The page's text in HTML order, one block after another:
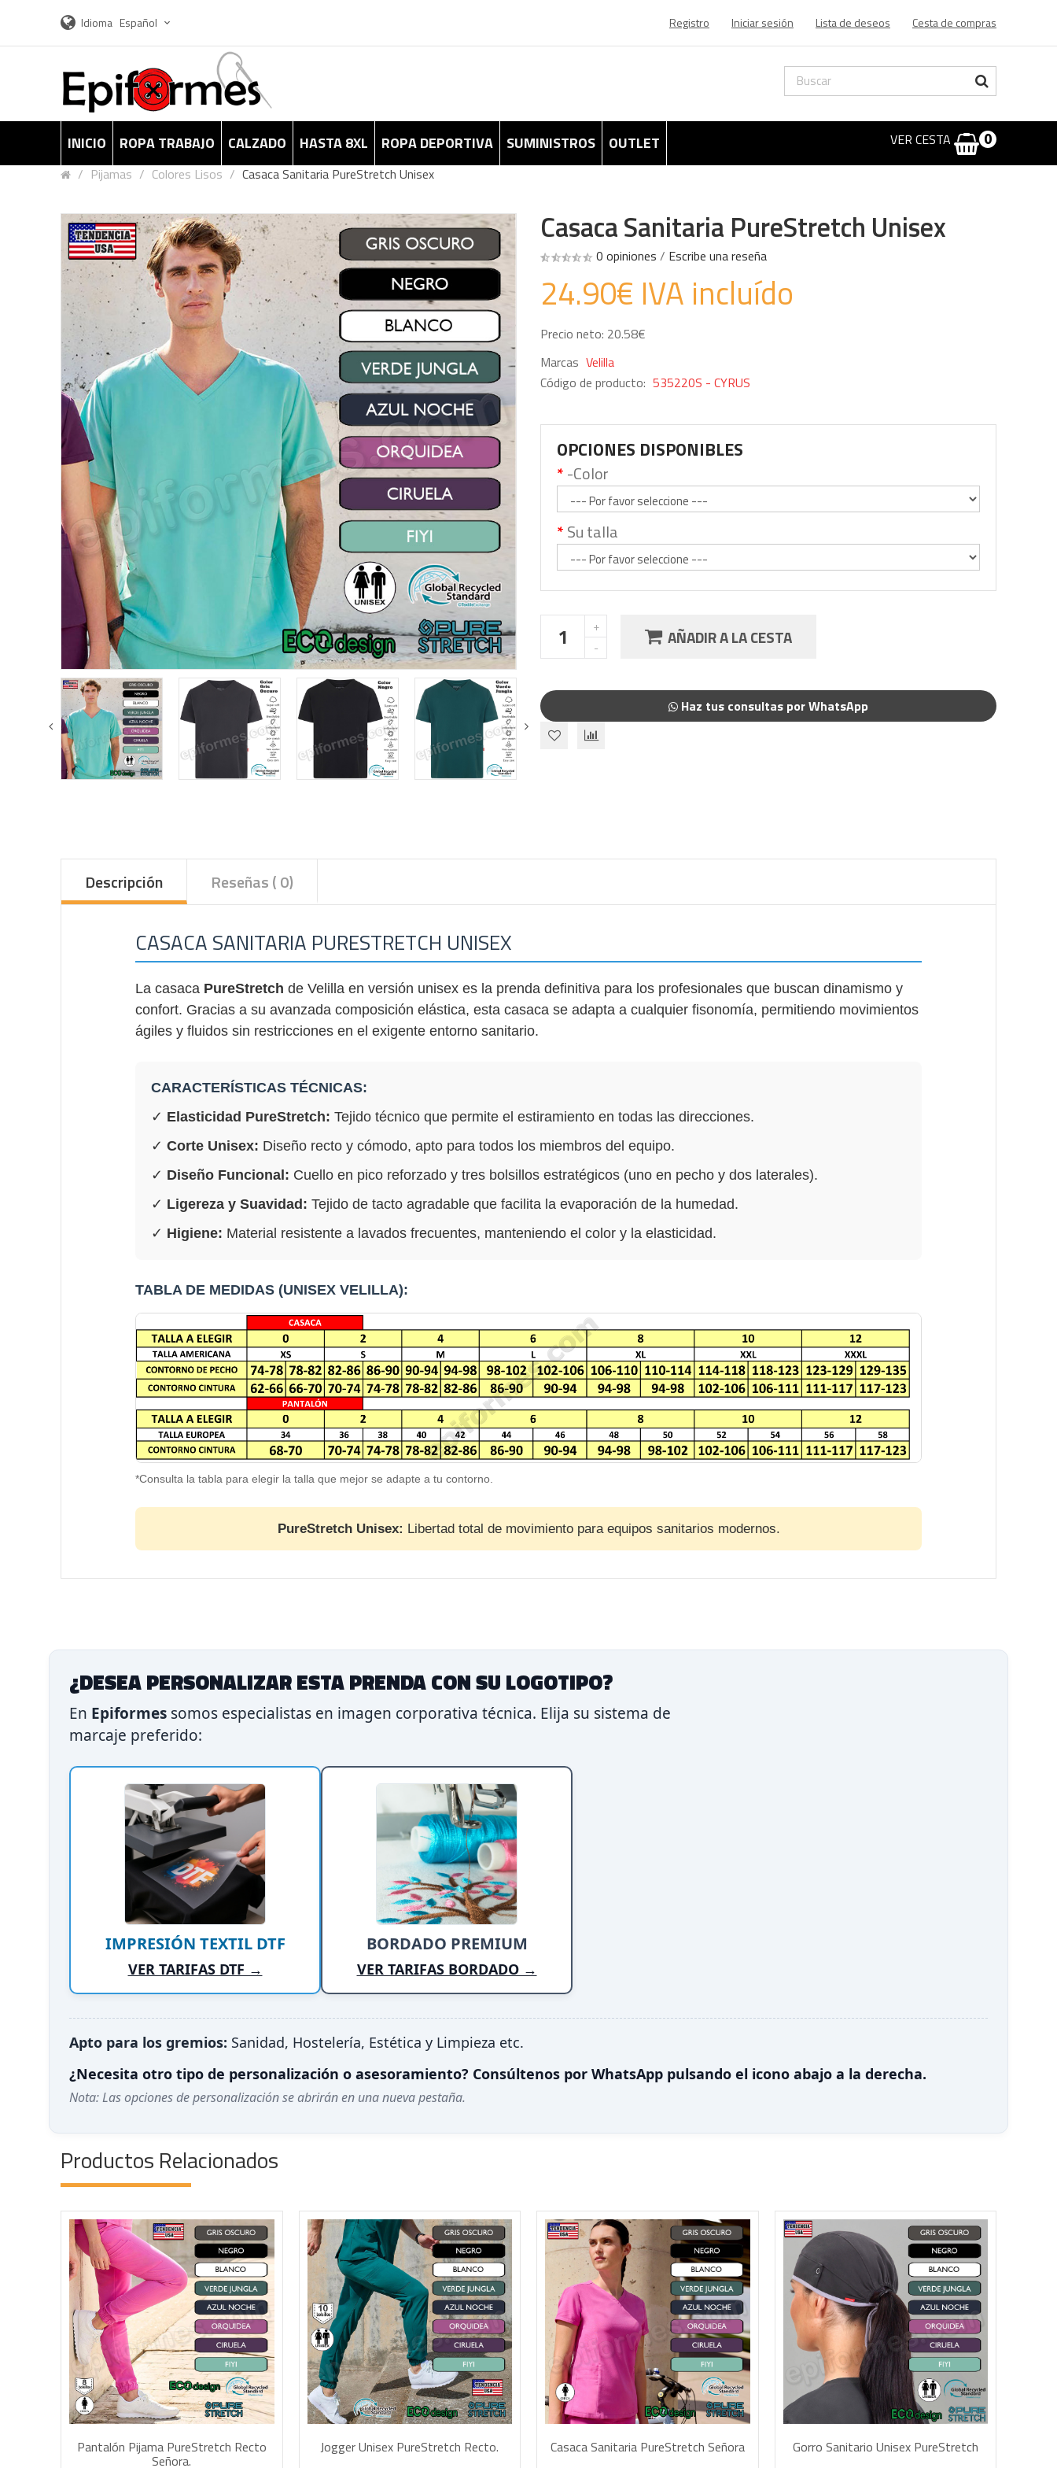
Idioma Español Registro Iniciar sesión Lista de deseos Cesta de compras
INICIO ROPA TRABAJO CALZADO HASTA 8XL ROPA DEPORTIVA SUMINISTROS OUTLET VER CESTA 0
Pijamas Colores Lisos Casaca Sanitaria PureStretch Unisex
Casaca Sanitaria PureStretch Unisex
0 opiniones / Escribe una reseña
24.90€ IVA incluído
Precio neto: 20.58€
Marcas Velilla
Código de producto: 535220S - CYRUS
OPCIONES DISPONIBLES
-Color
Su talla
AÑADIR A LA CESTA
Haz tus consultas por WhatsApp
Descripción Reseñas ( 0)
CASACA SANITARIA PURESTRETCH UNISEX
La casaca PureStretch de Velilla en versión unisex es la prenda definitiva para los profesionales que buscan dinamismo y
confort. Gracias a su avanzada composición elástica, esta casaca se adapta a cualquier fisonomía, permitiendo movimientos
ágiles y fluidos sin restricciones en el exigente entorno sanitario.
CARACTERÍSTICAS TÉCNICAS:
✓ Elasticidad PureStretch: Tejido técnico que permite el estiramiento en todas las direcciones.
✓ Corte Unisex: Diseño recto y cómodo, apto para todos los miembros del equipo.
✓ Diseño Funcional: Cuello en pico reforzado y tres bolsillos estratégicos (uno en pecho y dos laterales).
✓ Ligereza y Suavidad: Tejido de tacto agradable que facilita la evaporación de la humedad.
✓ Higiene: Material resistente a lavados frecuentes, manteniendo el color y la elasticidad.
TABLA DE MEDIDAS (UNISEX VELILLA):
*Consulta la tabla para elegir la talla que mejor se adapte a tu contorno.
PureStretch Unisex: Libertad total de movimiento para equipos sanitarios modernos.
¿DESEA PERSONALIZAR ESTA PRENDA CON SU LOGOTIPO?
En Epiformes somos especialistas en imagen corporativa técnica. Elija su sistema de
marcaje preferido:
IMPRESIÓN TEXTIL DTF
VER TARIFAS DTF →
BORDADO PREMIUM
VER TARIFAS BORDADO →
Apto para los gremios: Sanidad, Hostelería, Estética y Limpieza etc.
¿Necesita otro tipo de personalización o asesoramiento? Consúltenos por WhatsApp pulsando el icono abajo a la derecha.
Nota: Las opciones de personalización se abrirán en una nueva pestaña.
Productos Relacionados
Pantalón Pijama PureStretch Recto
Señora.
AÑADIR A LA CESTA Jogger Unisex PureStretch Recto.
AÑADIR A LA CESTA Casaca Sanitaria PureStretch Señora
AÑADIR A LA CESTA Gorro Sanitario Unisex PureStretch
AÑADIR A LA CESTA